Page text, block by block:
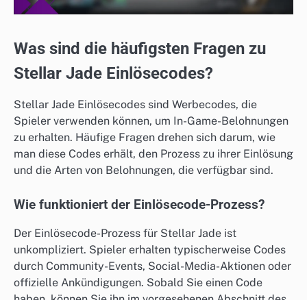
Was sind die häufigsten Fragen zu
Stellar Jade Einlösecodes?
Stellar Jade Einlösecodes sind Werbecodes, die
Spieler verwenden können, um In-Game-Belohnungen
zu erhalten. Häufige Fragen drehen sich darum, wie
man diese Codes erhält, den Prozess zu ihrer Einlösung
und die Arten von Belohnungen, die verfügbar sind.
Wie funktioniert der Einlösecode-Prozess?
Der Einlösecode-Prozess für Stellar Jade ist
unkompliziert. Spieler erhalten typischerweise Codes
durch Community-Events, Social-Media-Aktionen oder
offizielle Ankündigungen. Sobald Sie einen Code